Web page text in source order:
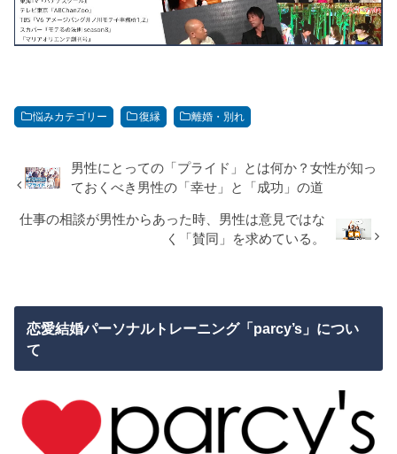
悩みカテゴリー 復縁 離婚・別れ
男性にとっての「プライド」とは何か？女性が知っ
ておくべき男性の「幸せ」と「成功」の道
仕事の相談が男性からあった時、男性は意見ではな
く「賛同」を求めている。
恋愛結婚パーソナルトレーニング「parcy’s」につい
て